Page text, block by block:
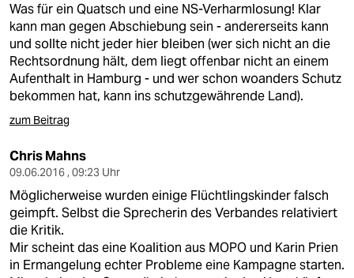
Was für ein Quatsch und eine NS-Verharmlosung! Klar
kann man gegen Abschiebung sein - andererseits kann
und sollte nicht jeder hier bleiben (wer sich nicht an die
Rechtsordnung hält, dem liegt offenbar nicht an einem
Aufenthalt in Hamburg - und wer schon woanders Schutz
bekommen hat, kann ins schutzgewährende Land).
zum Beitrag
Chris Mahns
09.06.2016 , 09:23 Uhr
Möglicherweise wurden einige Flüchtlingskinder falsch
geimpft. Selbst die Sprecherin des Verbandes relativiert
die Kritik.
Mir scheint das eine Koalition aus MOPO und Karin Prien
in Ermangelung echter Probleme eine Kampagne starten.